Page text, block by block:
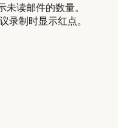
读邮件的数量。
录制时显示红点。